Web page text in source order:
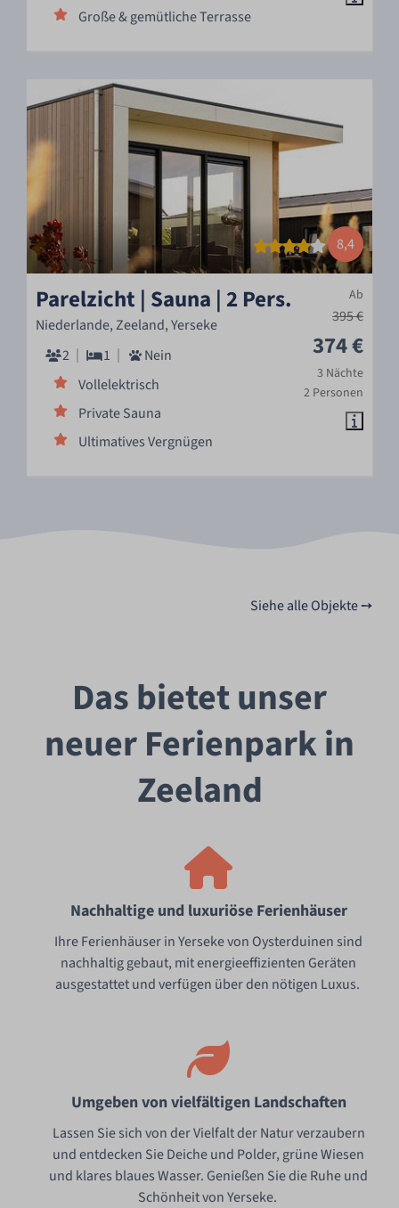
Große & gemütliche Terrasse
8,4
Ab
395 €
374 €
3 Nächte
2 Personen
Parelzicht | Sauna | 2 Pers.
Niederlande, Zeeland, Yerseke
2
1
Nein
Vollelektrisch
Private Sauna
Ultimatives Vergnügen
Siehe alle Objekte ➙
Das bietet unser
neuer Ferienpark in
Zeeland
Nachhaltige und luxuriöse Ferienhäuser
Ihre Ferienhäuser in Yerseke von Oysterduinen sind
nachhaltig gebaut, mit energieeffizienten Geräten
ausgestattet und verfügen über den nötigen Luxus.
Umgeben von vielfältigen Landschaften
Lassen Sie sich von der Vielfalt der Natur verzaubern
und entdecken Sie Deiche und Polder, grüne Wiesen
und klares blaues Wasser. Genießen Sie die Ruhe und
Schönheit von Yerseke.